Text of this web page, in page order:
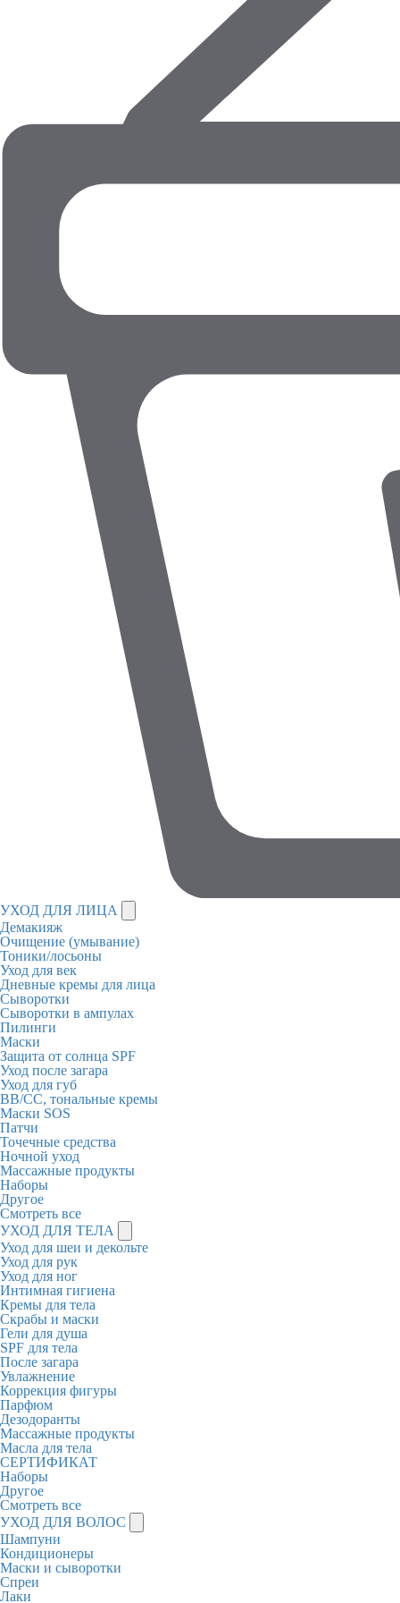
УХОД ДЛЯ ЛИЦА
Демакияж
Очищение (умывание)
Тоники/лосьоны
Уход для век
Дневные кремы для лица
Сыворотки
Сыворотки в ампулах
Пилинги
Маски
Защита от солнца SPF
Уход после загара
Уход для губ
BB/CC, тональные кремы
Маски SOS
Патчи
Точечные средства
Ночной уход
Массажные продукты
Наборы
Другое
Смотреть все
УХОД ДЛЯ ТЕЛА
Уход для шеи и декольте
Уход для рук
Уход для ног
Интимная гигиена
Кремы для тела
Скрабы и маски
Гели для душа
SPF для тела
После загара
Увлажнение
Коррекция фигуры
Парфюм
Дезодоранты
Массажные продукты
Масла для тела
СЕРТИФИКАТ
Наборы
Другое
Смотреть все
УХОД ДЛЯ ВОЛОС
Шампуни
Кондиционеры
Маски и сыворотки
Спреи
Лаки